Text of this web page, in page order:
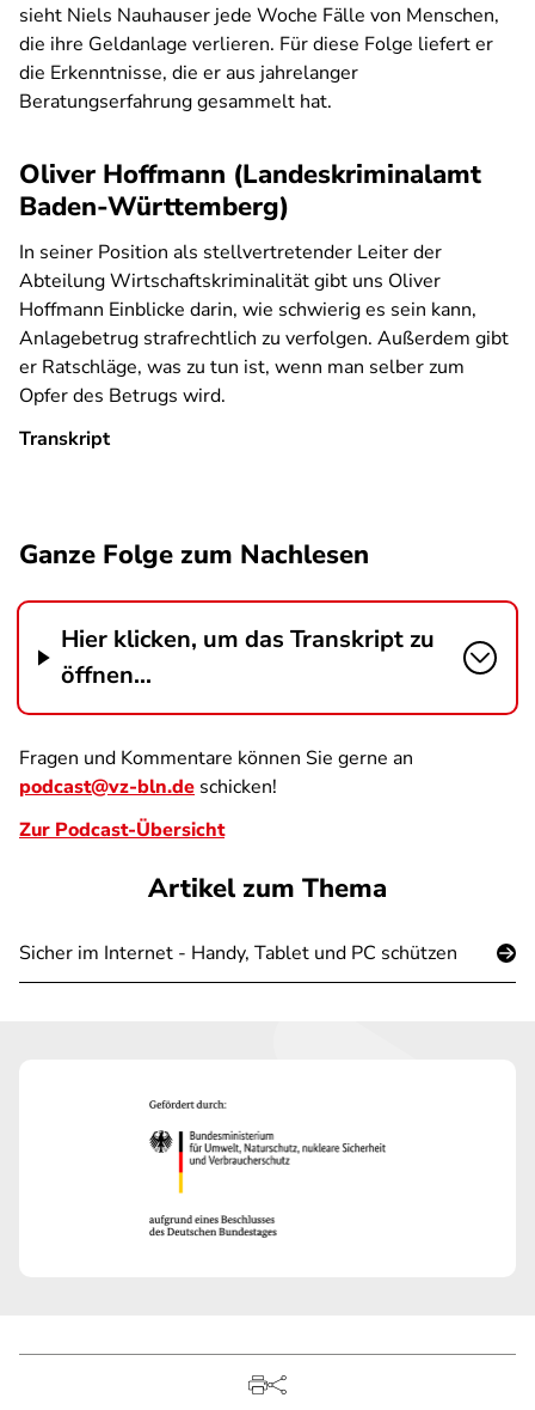
sieht Niels Nauhauser jede Woche Fälle von Menschen,
die ihre Geldanlage verlieren. Für diese Folge liefert er
die Erkenntnisse, die er aus jahrelanger
Beratungserfahrung gesammelt hat.
Oliver Hoffmann (Landeskriminalamt
Baden-Württemberg)
In seiner Position als stellvertretender Leiter der
Abteilung Wirtschaftskriminalität gibt uns Oliver
Hoffmann Einblicke darin, wie schwierig es sein kann,
Anlagebetrug strafrechtlich zu verfolgen. Außerdem gibt
er Ratschläge, was zu tun ist, wenn man selber zum
Opfer des Betrugs wird.
Transkript
Ganze Folge zum Nachlesen
Hier klicken, um das Transkript zu
öffnen...
Fragen und Kommentare können Sie gerne an
podcast@vz-bln.de schicken!
Zur Podcast-Übersicht
Artikel zum Thema
Sicher im Internet - Handy, Tablet und PC schützen